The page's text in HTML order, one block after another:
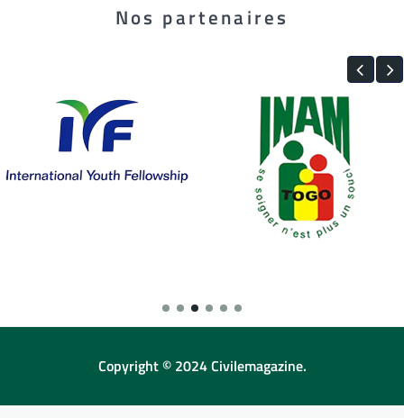
Nos partenaires
Copyright © 2024 Civilemagazine.